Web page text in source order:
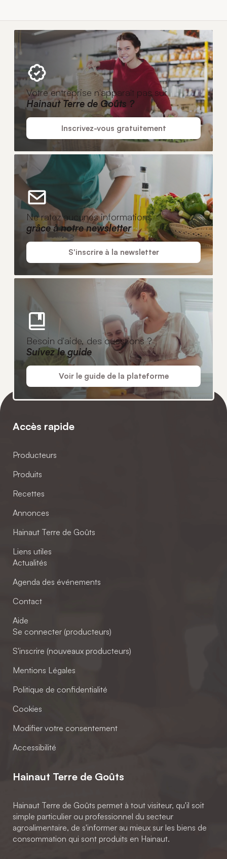
Votre entreprise n'apparaît pas sur
Hainaut Terre de Goûts ?
Inscrivez-vous gratuitement
Ne ratez aucunes informations
grâce à notre newsletter
S'inscrire à la newsletter
Besoin d'aide, des questions ?
Suivez le guide
Voir le guide de la plateforme
Accès rapide
Producteurs
Produits
Recettes
Annonces
Hainaut Terre de Goûts
Liens utiles
Actualités
Agenda des événements
Contact
Aide
Se connecter (producteurs)
S'inscrire (nouveaux producteurs)
Mentions Légales
Politique de confidentialité
Cookies
Modifier votre consentement
Accessibilité
Hainaut Terre de Goûts
Hainaut Terre de Goûts permet à tout visiteur, qu'il soit
simple particulier ou professionnel du secteur
agroalimentaire, de s'informer au mieux sur les biens de
consommation qui sont produits en Hainaut.